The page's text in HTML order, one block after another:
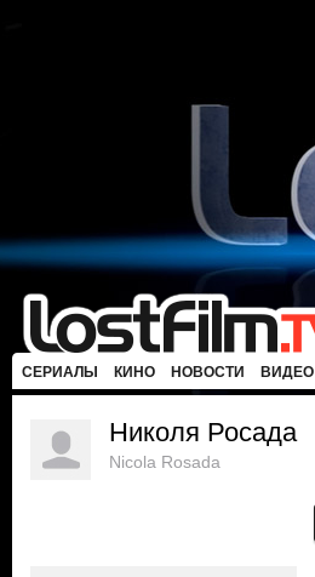
СЕРИАЛЫ КИНО НОВОСТИ ВИДЕО
Николя Росада
Nicola Rosada